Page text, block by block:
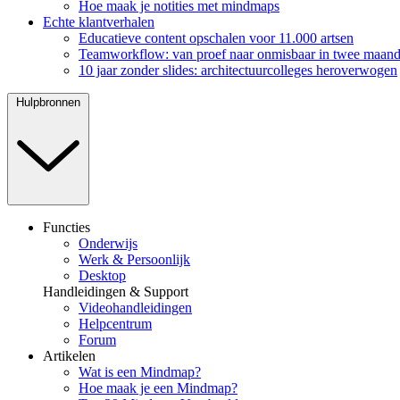
Hoe maak je notities met mindmaps
Echte klantverhalen
Educatieve content opschalen voor 11.000 artsen
Teamworkflow: van proef naar onmisbaar in twee
10 jaar zonder slides: architectuurcolleges heroverwogen
Hulpbronnen
Functies
Onderwijs
Werk & Persoonlijk
Desktop
Handleidingen & Support
Videohandleidingen
Helpcentrum
Forum
Artikelen
Wat is een Mindmap?
Hoe maak je een Mindmap?